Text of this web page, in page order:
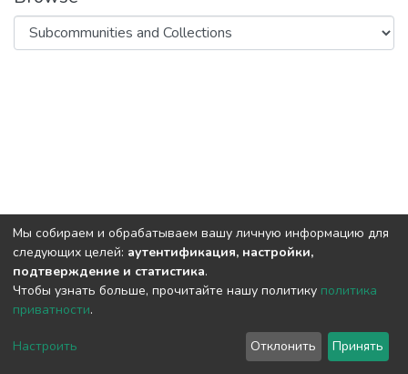
Cookie
End User
Agreement
Send
Feedback
Мы собираем и обрабатываем вашу личную информацию для
следующих целей: аутентификация, настройки,
подтверждение и статистика.
Чтобы узнать больше, прочитайте нашу политику политика
приватности.
Настроить Отклонить Принять